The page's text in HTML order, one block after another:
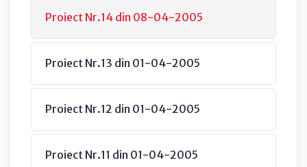
Proiect Nr.14 din 08-04-2005
Proiect Nr.13 din 01-04-2005
Proiect Nr.12 din 01-04-2005
Proiect Nr.11 din 01-04-2005